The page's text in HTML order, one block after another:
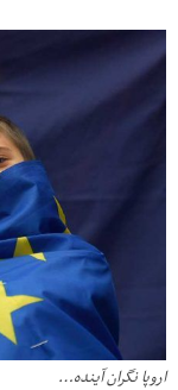
اروپا نگران آینده…